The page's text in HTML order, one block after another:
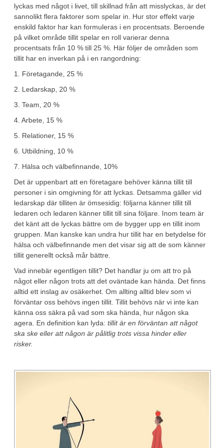
lyckas med något i livet, till skillnad från att misslyckas, är det
sannolikt flera faktorer som spelar in. Hur stor effekt varje
enskild faktor har kan formuleras i en procentsats. Beroende
på vilket område tillit spelar en roll varierar denna
procentsats från 10 % till 25 %. Här följer de områden som
tillit har en inverkan på i en rangordning:
1. Företagande, 25 %
2. Ledarskap, 20 %
3. Team, 20 %
4. Arbete, 15 %
5. Relationer, 15 %
6. Utbildning, 10 %
7. Hälsa och välbefinnande, 10%
Det är uppenbart att en företagare behöver känna tillit till
personer i sin omgivning för att lyckas. Detsamma gäller vid
ledarskap där tilliten är ömsesidig: följarna känner tillit till
ledaren och ledaren känner tillit till sina följare. Inom team är
det känt att de lyckas bättre om de bygger upp en tillit inom
gruppen. Man kanske kan undra hur tillit har en betydelse för
hälsa och välbefinnande men det visar sig att de som känner
tillit generellt också mår bättre.
Vad innebär egentligen tillit? Det handlar ju om att tro på
något eller någon trots att det oväntade kan hända. Det finns
alltid ett inslag av osäkerhet. Om allting alltid blev som vi
förväntar oss behövs ingen tillit. Tillit behövs när vi inte kan
känna oss säkra på vad som ska hända, hur någon ska
agera. En definition kan lyda: tillit är en förväntan att något
ska ske eller att någon är pålitlig trots vissa hinder eller
risker.